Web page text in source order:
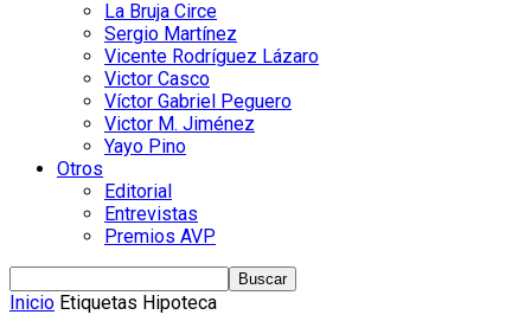
La Bruja Circe
Sergio Martínez
Vicente Rodríguez Lázaro
Victor Casco
Víctor Gabriel Peguero
Victor M. Jiménez
Yayo Pino
Otros
Editorial
Entrevistas
Premios AVP
Inicio Etiquetas Hipoteca